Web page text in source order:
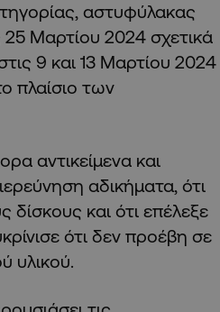
αστυφύλακας
Μαρτίου 2024 σχετικά
9 και 13 Μαρτίου 2024
πλαίσιο των
αντικείμενα και
αδικήματα, ότι
και ότι επέλεξε
ότι δεν προέβη σε
υλικού.